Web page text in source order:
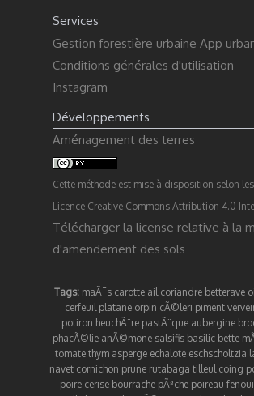
Services
Gestion forestière urbaine App
Conditions générales d'utilisation
Instagram
Développements
Aménagement des terres
Cette méthode est mise à disposition selon
Licence Creative Commons Attribution 4.0
Télécharger la license relative à la
d'amendement des sols
Tags: maÃ¯s carotte ail coriandre betterave
cerfeuil platane orpin cÃ©leri piment
potiron heuchÃ¨re pastÃ¨que aubergine
phacÃ©lie anÃ©mone salsifis basilic bette
tomate thym asperge echalote eschscholtzia
navet cornichon prune rutabaga tilleul coing
poire cerise bourrache pÃªche poireau